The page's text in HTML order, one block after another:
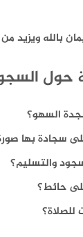
بالله ويزيد
حول
السهو؟
سجادة بها
والتسليم؟
حائط؟
للصلاة؟